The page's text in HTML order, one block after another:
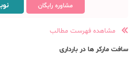
مشاوره رایگان
مشاهده فهرست مطالب
سافت مارکر ها در بارداری